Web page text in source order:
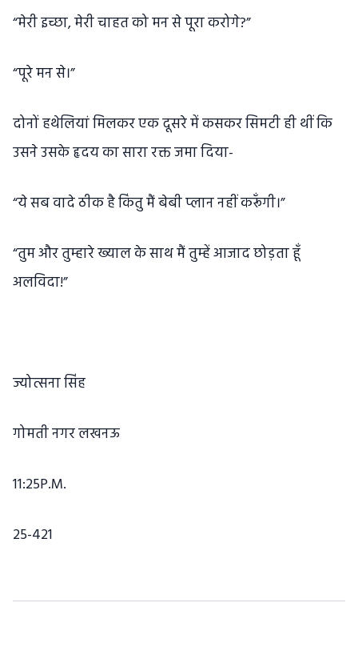
“मेरी इच्छा, मेरी चाहत को मन से पूरा करोगे?”
“पूरे मन से।”
दोनों हथेलियां मिलकर एक दूसरे में कसकर सिमटी ही थीं कि
उसने उसके हृदय का सारा रक्त जमा दिया-
“ये सब वादे ठीक है किंतु मैं बेबी प्लान नहीं करूँगी।”
“तुम और तुम्हारे ख्याल के साथ मैं तुम्हें आजाद छोड़ता हूँ
अलविदा!”
ज्योत्सना सिंह
गोमती नगर लखनऊ
11:25P.M.
25-421